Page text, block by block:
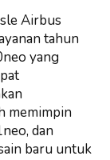
Airbus
tahun
yang
memimpin
dan
baru untuk